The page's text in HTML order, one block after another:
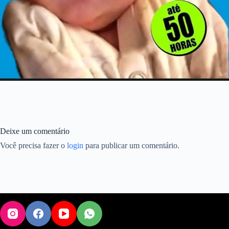
Deixe um comentário
Você precisa fazer o login para publicar um comentário.